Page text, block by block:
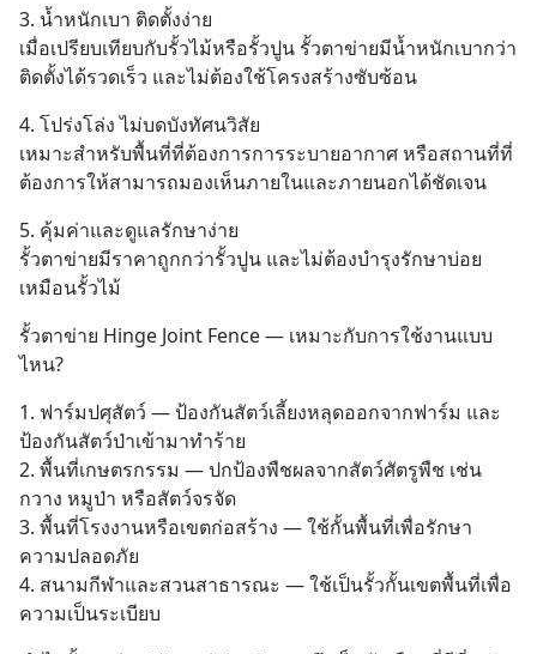
3. น้ำหนักเบา ติดตั้งง่าย
เมื่อเปรียบเทียบกับรั้วไม้หรือรั้วปูน รั้วตาข่ายมีน้ำหนักเบากว่า
ติดตั้งได้รวดเร็ว และไม่ต้องใช้โครงสร้างซับซ้อน
4. โปร่งโล่ง ไม่บดบังทัศนวิสัย
เหมาะสำหรับพื้นที่ที่ต้องการการระบายอากาศ หรือสถานที่ที่
ต้องการให้สามารถมองเห็นภายในและภายนอกได้ชัดเจน
5. คุ้มค่าและดูแลรักษาง่าย
รั้วตาข่ายมีราคาถูกกว่ารั้วปูน และไม่ต้องบำรุงรักษาบ่อย
เหมือนรั้วไม้
รั้วตาข่าย Hinge Joint Fence — เหมาะกับการใช้งานแบบ
ไหน?
1. ฟาร์มปศุสัตว์ — ป้องกันสัตว์เลี้ยงหลุดออกจากฟาร์ม และ
ป้องกันสัตว์ป่าเข้ามาทำร้าย
2. พื้นที่เกษตรกรรม — ปกป้องพืชผลจากสัตว์ศัตรูพืช เช่น
กวาง หมูป่า หรือสัตว์จรจัด
3. พื้นที่โรงงานหรือเขตก่อสร้าง — ใช้กั้นพื้นที่เพื่อรักษา
ความปลอดภัย
4. สนามกีฬาและสวนสาธารณะ — ใช้เป็นรั้วกั้นเขตพื้นที่เพื่อ
ความเป็นระเบียบ